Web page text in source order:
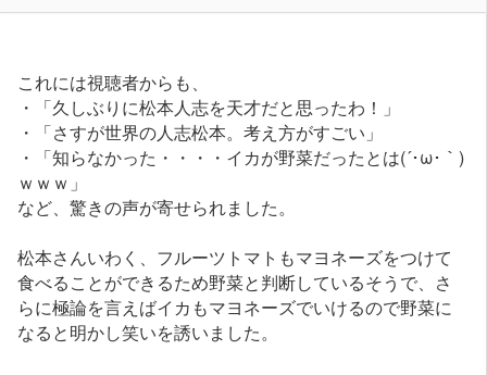
これには視聴者からも、
・「久しぶりに松本人志を天才だと思ったわ！」
・「さすが世界の人志松本。考え方がすごい」
・「知らなかった・・・・イカが野菜だったとは(´･ω･｀)
ｗｗｗ」
など、驚きの声が寄せられました。
松本さんいわく、フルーツトマトもマヨネーズをつけて
食べることができるため野菜と判断しているそうで、さ
らに極論を言えばイカもマヨネーズでいけるので野菜に
なると明かし笑いを誘いました。